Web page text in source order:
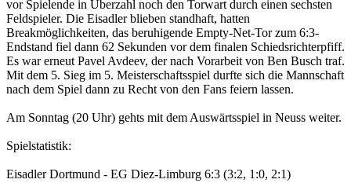
vor Spielende in Überzahl noch den Torwart durch einen sechsten
Feldspieler. Die Eisadler blieben standhaft, hatten
Breakmöglichkeiten, das beruhigende Empty-Net-Tor zum 6:3-
Endstand fiel dann 62 Sekunden vor dem finalen Schiedsrichterpfiff.
Es war erneut Pavel Avdeev, der nach Vorarbeit von Ben Busch traf.
Mit dem 5. Sieg im 5. Meisterschaftsspiel durfte sich die Mannschaft
nach dem Spiel dann zu Recht von den Fans feiern lassen.
Am Sonntag (20 Uhr) gehts mit dem Auswärtsspiel in Neuss weiter.
Spielstatistik:
Eisadler Dortmund - EG Diez-Limburg 6:3 (3:2, 1:0, 2:1)